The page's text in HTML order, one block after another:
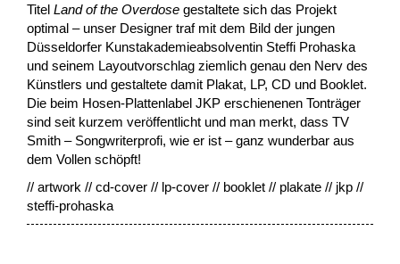
Titel Land of the Overdosegestaltete sich das Projekt
optimal – unser Designer traf mit dem Bild der jungen
Düsseldorfer Kunstakademieabsolventin Steffi Prohaska
und seinem Layoutvorschlag ziemlich genau den Nerv des
Künstlers und gestaltete damit Plakat, LP, CD und Booklet.
Die beim Hosen-Plattenlabel JKP erschienenen Tonträger
sind seit kurzem veröffentlicht und man merkt, dass TV
Smith – Songwriterprofi, wie er ist – ganz wunderbar aus
dem Vollen schöpft!
// artwork // cd-cover // lp-cover // booklet // plakate // jkp //
steffi-prohaska